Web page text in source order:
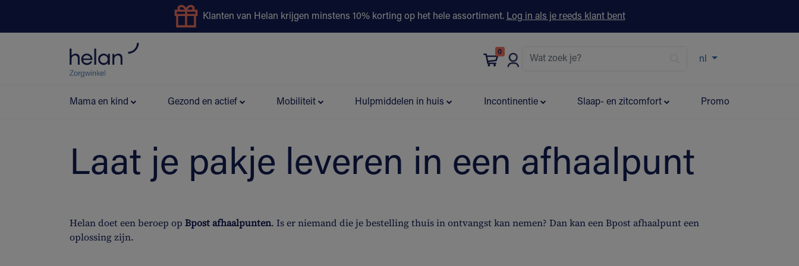
Klanten van Helan krijgen minstens 10% korting op het hele assortiment. Log in als je reeds klant bent
0
nl
Mama en kind Gezond en actief Mobiliteit Hulpmiddelen in huis Incontinentie Slaap- en zitcomfort Promo
Laat je pakje leveren in een afhaalpunt
Helan doet een beroep op Bpost afhaalpunten. Is er niemand die je bestelling thuis in ontvangst kan nemen? Dan kan een Bpost afhaalpunt een
oplossing zijn.